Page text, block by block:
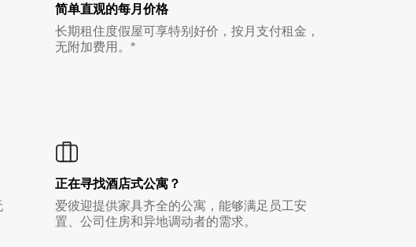
简单直观的每月价格
长期租住度假屋可享特别好价，按月支付租金，
无附加费用。*
正在寻找酒店式公寓？
爱彼迎提供家具齐全的公寓，能够满足员工安
置、公司住房和异地调动者的需求。